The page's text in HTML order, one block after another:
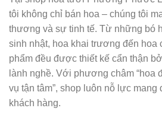
tôi không chỉ bán hoa – chúng tôi
thương và sự tinh tế. Từ những bó
sinh nhật, hoa khai trương đến hoa
phẩm đều được thiết kế cẩn thận
lành nghề. Với phương châm “hoa
vụ tận tâm”, shop luôn nỗ lực mang
khách hàng.